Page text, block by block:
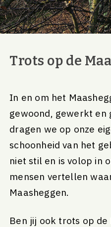
Trots op de
In en om het
gewoond, gewerkt
dragen we op onze
schoonheid van het
niet stil en is volop in
mensen vertellen
Maasheggen.
Ben jij ook trots op